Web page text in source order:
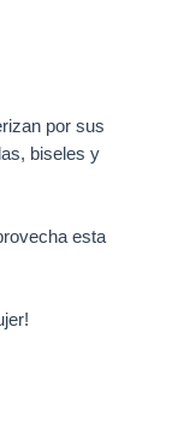
por sus
biseles y
esta